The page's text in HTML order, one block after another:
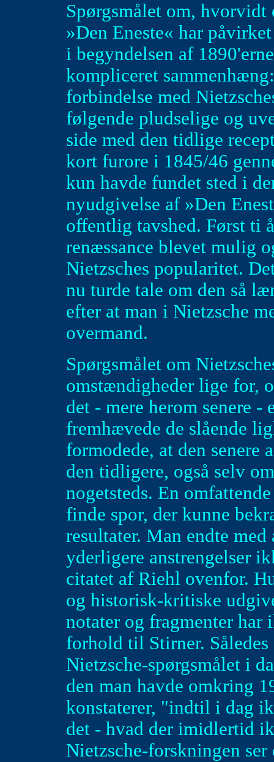
Spørgsmålet om,
»Den Eneste« har
i begyndelsen af
kompliceret
forbindelse med
følgende pludselige og
side med den tidlige
kort furore i 1845/46
kun havde fundet sted i
nyudgivelse af »Den
offentlig tavshed. Først ti
renæssance blevet mulig
Nietzsches popularitet.
nu turde tale om den så
efter at man i Nietzsche
overmand.
Spørgsmålet om
omstændigheder lige for,
det - mere herom senere
fremhævede de slående
formodede, at den senere
den tidligere, også selv
nogetsteds. En
finde spor, der kunne
resultater. Man endte
yderligere anstrengelser
citatet af Riehl ovenfor.
og historisk-kritiske
notater og fragmenter har
forhold til Stirner.
Nietzsche-spørgsmålet i
den man havde omkring
konstaterer, "indtil i dag
det - hvad der imidlertid
Nietzsche-forskningen